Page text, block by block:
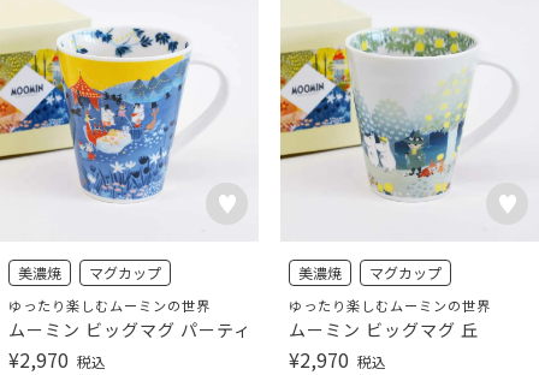
美濃焼 マグカップ
ゆったり楽しむムーミンの世界
ムーミン ビッグマグ パーティ
¥2,970 税込
美濃焼 マグカップ
ゆったり楽しむムーミンの世界
ムーミン ビッグマグ 丘
¥2,970 税込